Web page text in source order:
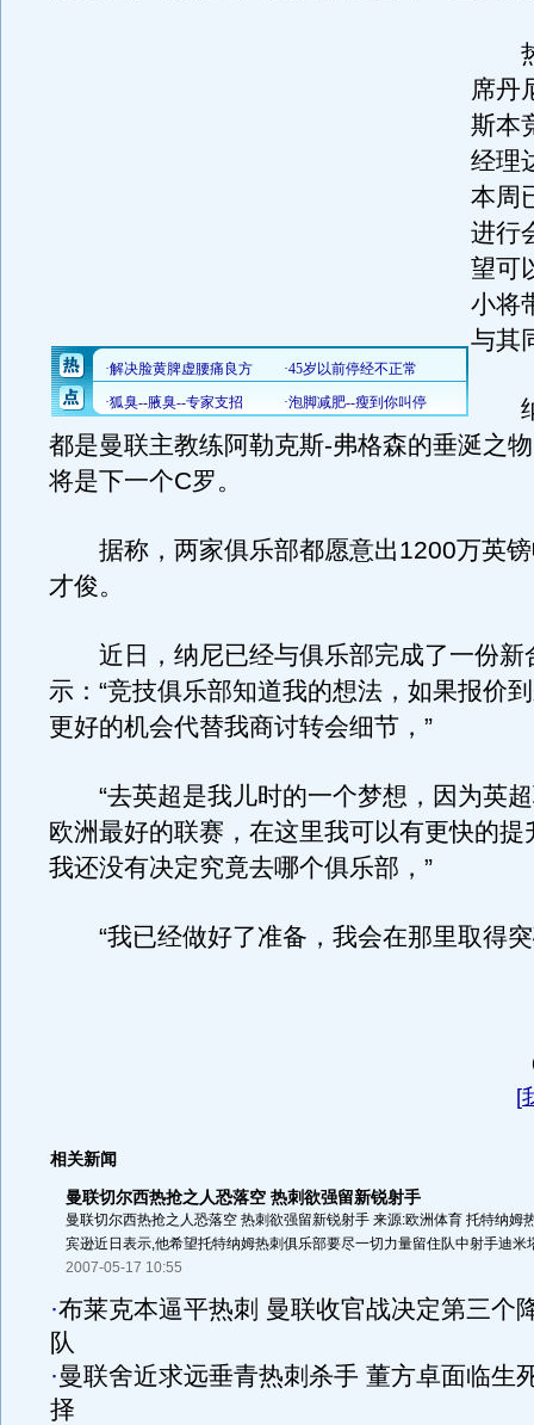
热
席丹
斯本
经理
本周
进行
望可
小将
与其
纳
都是曼联主教练阿勒克斯-弗格森的垂涎之
将是下一个C罗。
据称，两家俱乐部都愿意出1200万英镑
才俊。
近日，纳尼已经与俱乐部完成了一份新
示：“竞技俱乐部知道我的想法，如果报价
更好的机会代替我商讨转会细节，”
“去英超是我儿时的一个梦想，因为英超
欧洲最好的联赛，在这里我可以有更快的提
我还没有决定究竟去哪个俱乐部，”
“我已经做好了准备，我会在那里取得突
[
相关新闻
曼联切尔西热抢之人恐落空 热刺欲强留新锐射手
曼联切尔西热抢之人恐落空 热刺欲强留新锐射手 来源:欧洲体育 托特纳姆
宾逊近日表示,他希望托特纳姆热刺俱乐部要尽一切力量留住队中射手迪米
2007-05-17 10:55
·布莱克本逼平热刺 曼联收官战决定第三个
队
·曼联舍近求远垂青热刺杀手 董方卓面临生
择